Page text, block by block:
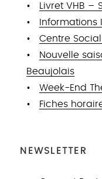
Livret VHB
Informations
Centre
Nouvelle
Beaujolais
Week-End
Fiches
NEWSLETTER